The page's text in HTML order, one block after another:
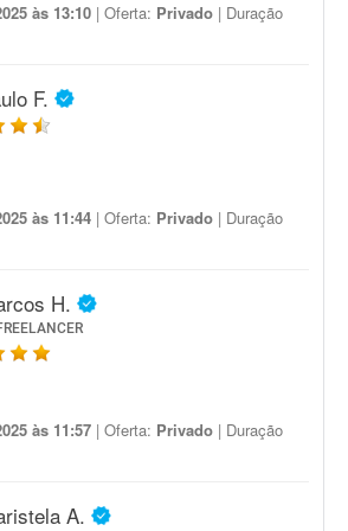
às 13:10 | Oferta: Privado | Duração
F.
às 11:44 | Oferta: Privado | Duração
H.
às 11:57 | Oferta: Privado | Duração
A.